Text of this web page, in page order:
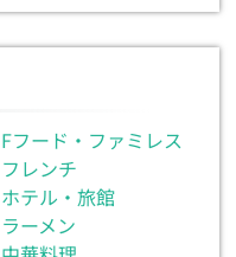
Fフード・ファミレス
フレンチ
ホテル・旅館
ラーメン